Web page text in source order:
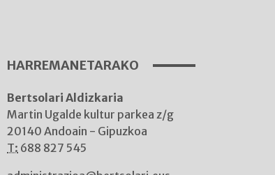
HARREMANETARAKO
Bertsolari Aldizkaria
Martin Ugalde kultur parkea z/g
20140 Andoain - Gipuzkoa
T: 688 827 545